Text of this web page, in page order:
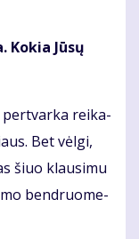
Jū­sų
per­tvar­ka rei­ka­
Bet vėl­gi,
šiuo klau­si­mu
ben­druo­me­